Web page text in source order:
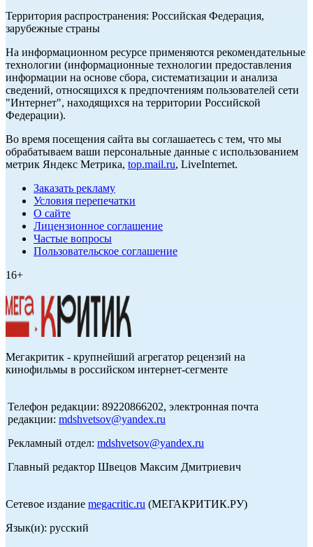
Территория распространения: Российская Федерация,
зарубежные страны
На информационном ресурсе применяются рекомендательные
технологии (информационные технологии предоставления
информации на основе сбора, систематизации и анализа
сведений, относящихся к предпочтениям пользователей сети
"Интернет", находящихся на территории Российской
Федерации).
Во время посещения сайта вы соглашаетесь с тем, что мы
обрабатываем ваши персональные данные с использованием
метрик Яндекс Метрика, top.mail.ru, LiveInternet.
Заказать рекламу
Условия перепечатки
О сайте
Лицензионное соглашение
Частые вопросы
Пользовательское соглашение
16+
Мегакритик - крупнейший агрегатор рецензий на
кинофильмы в российском интернет-сегменте
Телефон редакции: 89220866202, электронная почта
редакции: mdshvetsov@yandex.ru
Рекламный отдел: mdshvetsov@yandex.ru
Главный редактор Швецов Максим Дмитриевич
Сетевое издание megacritic.ru (МЕГАКРИТИК.РУ)
Язык(и): русский